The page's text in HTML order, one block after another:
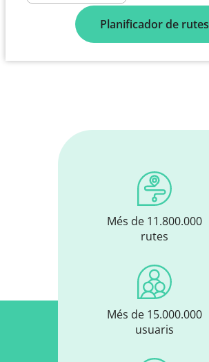
Planificador de rutes
Més de 11.800.000
rutes
Més de 15.000.000
usuaris